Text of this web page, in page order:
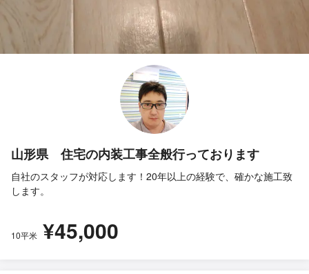
山形県 住宅の内装工事全般行っております
自社のスタッフが対応します！20年以上の経験で、確かな施工致
します。
10平米 ¥45,000